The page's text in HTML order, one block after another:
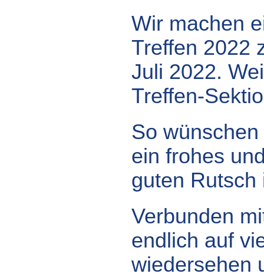
Wir machen
Treffen 2022
Juli 2022.
Treffen-
So
ein frohes
guten Rutsch
Verbunden
endlich auf
wiedersehen